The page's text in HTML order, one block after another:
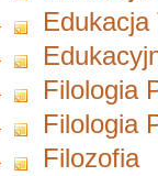
Filologia
Filologia
Filozofia